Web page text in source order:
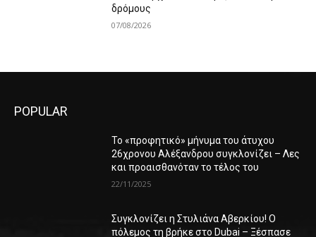
δρόμους
07/08/2026
POPULAR
Το «προφητικό» μήνυμα του άτυχου
26χρονου Αλέξανδρου συγκλονίζει – Λες
και προαισθανόταν το τέλος του
22/11/2025
Συγκλονίζει η Στυλιάνα Αβερκίου! Ο
πόλεμος τη βρήκε στο Dubai – Ξέσπασε